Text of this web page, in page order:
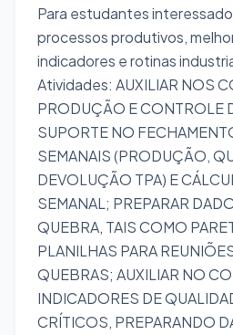
Para estudantes
processos produtivos,
indicadores e rotinas
Atividades: AUXILIAR NOS
PRODUÇÃO E CONTROLE
SUPORTE NO
SEMANAIS (PRODUÇÃO,
DEVOLUÇÃO TPA) E
SEMANAL; PREPARAR
QUEBRA, TAIS COMO
PLANILHAS PARA
QUEBRAS; AUXILIAR NO
INDICADORES DE
CRÍTICOS, PREPARANDO